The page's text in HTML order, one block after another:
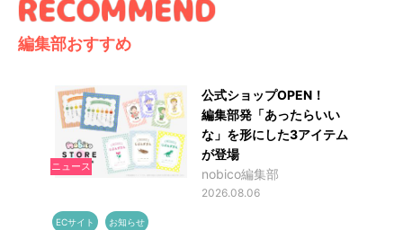
編集部おすすめ
ニュース
公式ショップOPEN！
編集部発「あったらいい
な」を形にした3アイテム
が登場
nobico編集部
2026.08.06
ECサイト お知らせ